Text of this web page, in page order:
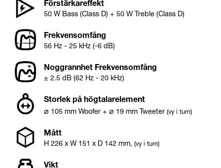
Förstärkareffekt
50 W Bass (Class D) + 50 W Treble (Class D)
Frekvensomfång
56 Hz - 25 kHz (-6 dB)
Noggrannhet Frekvensomfång
± 2.5 dB (62 Hz - 20 kHz)
Storlek på högtalarelement
⌀ 105 mm Woofer + ⌀ 19 mm Tweeter (vy i tum)
Mått
H 226 x W 151 x D 142 mm, (vy i tum)
Vikt